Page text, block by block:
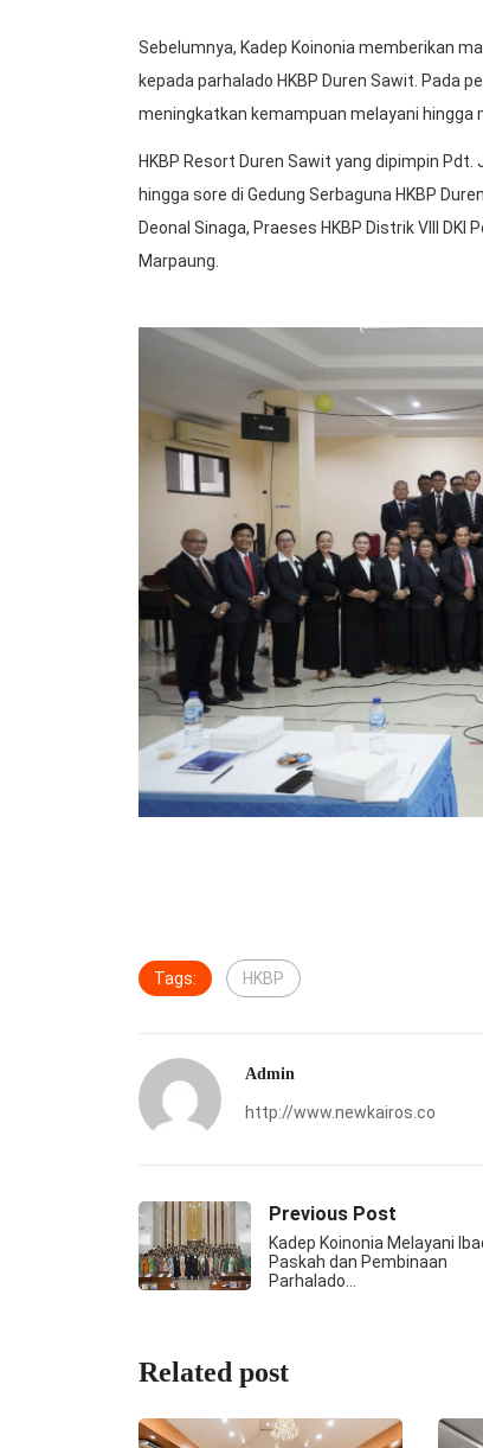
Sebelumnya, Kadep Koinonia memberikan
kepada parhalado HKBP Duren Sawit. Pada
meningkatkan kemampuan melayani hingga
HKBP Resort Duren Sawit yang dipimpin
hingga sore di Gedung Serbaguna HKBP
Deonal Sinaga, Praeses HKBP Distrik VIII
Marpaung.
Tags: HKBP
Admin
http://www.newkairos.co
Previous Post
Kadep Koinonia Melayani
Paskah dan Pembinaan
Parhalado…
Related post